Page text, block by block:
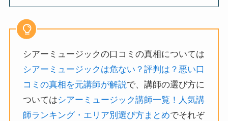
シアーミュージックの口コミの真相については
シアーミュージックは危ない？評判は？悪い口
コミの真相を元講師が解説で、講師の選び方に
ついてはシアーミュージック講師一覧！人気講
師ランキング・エリア別選び方まとめでそれぞ